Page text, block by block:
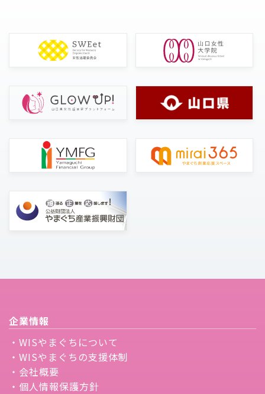
企業情報
・WISやまぐちについて
・WISやまぐちの支援体制
・会社概要
・個人情報保護方針